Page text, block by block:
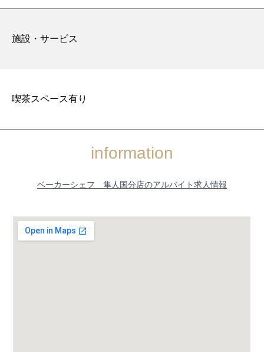
施設・サービス
喫茶スペース有り
information
ベーカーシェフ 隼人国分店のアルバイト求人情報